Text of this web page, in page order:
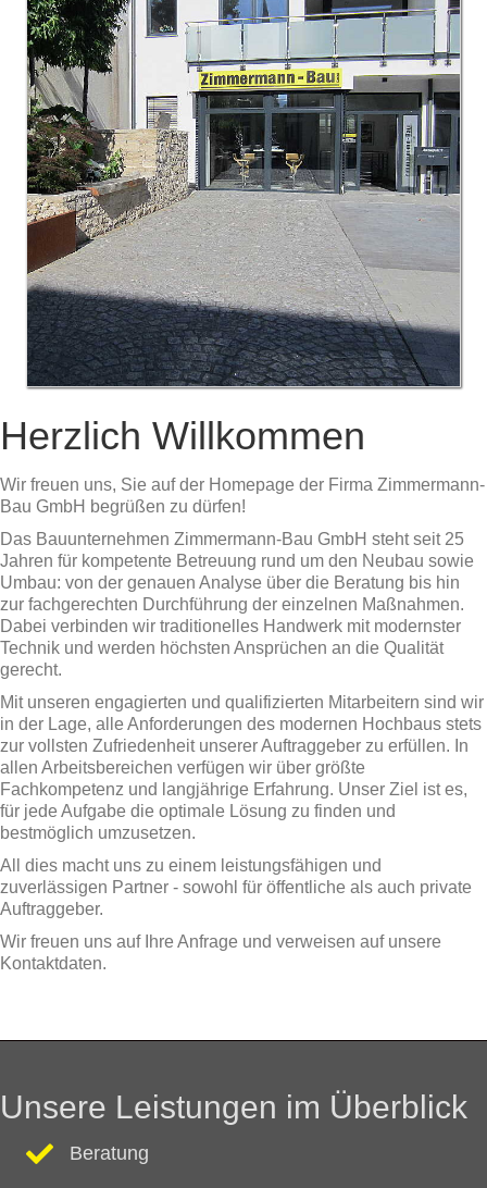
Herzlich Willkommen
Wir freuen uns, Sie auf der Homepage der Firma Zimmermann-
Bau GmbH begrüßen zu dürfen!
Das Bauunternehmen Zimmermann-Bau GmbH steht seit 25
Jahren für kompetente Betreuung rund um den Neubau sowie
Umbau: von der genauen Analyse über die Beratung bis hin
zur fachgerechten Durchführung der einzelnen Maßnahmen.
Dabei verbinden wir traditionelles Handwerk mit modernster
Technik und werden höchsten Ansprüchen an die Qualität
gerecht.
Mit unseren engagierten und qualifizierten Mitarbeitern sind wir
in der Lage, alle Anforderungen des modernen Hochbaus stets
zur vollsten Zufriedenheit unserer Auftraggeber zu erfüllen. In
allen Arbeitsbereichen verfügen wir über größte
Fachkompetenz und langjährige Erfahrung. Unser Ziel ist es,
für jede Aufgabe die optimale Lösung zu finden und
bestmöglich umzusetzen.
All dies macht uns zu einem leistungsfähigen und
zuverlässigen Partner - sowohl für öffentliche als auch private
Auftraggeber.
Wir freuen uns auf Ihre Anfrage und verweisen auf unsere
Kontaktdaten.
Unsere Leistungen im Überblick
Beratung